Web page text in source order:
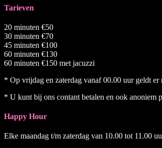
Tarieven
20 minuten €50
30 minuten €70
45 minuten €100
60 minuten €130
60 minuten €150 met jacuzzi
* Op vrijdag en zaterdag vanaf 00.00 uur geldt er
* U kunt bij ons contant betalen en ook anoniem
Happy Hour
Elke maandag t/m zaterdag van 10.00 tot 11.00